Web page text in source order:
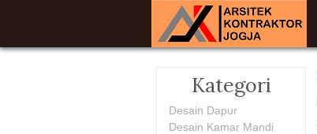
Kategori
Desain Dapur
Desain Kamar Mandi